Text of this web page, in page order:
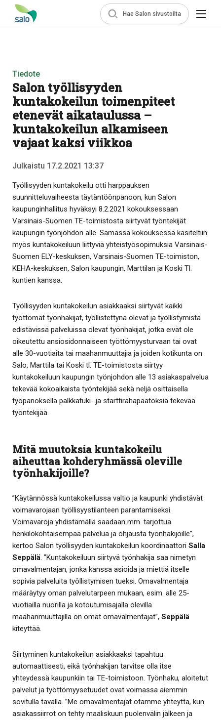
Hae Salon sivustoilta
Tiedote
Salon työllisyyden
kuntakokeilun toimenpiteet
etenevät aikataulussa –
kuntakokeilun alkamiseen
vajaat kaksi viikkoa
Julkaistu 17.2.2021 13:37
Työllisyyden kuntakokeilu otti harppauksen
suunnitteluvaiheesta täytäntöönpanoon, kun Salon
kaupunginhallitus hyväksyi 8.2.2021 kokouksessaan
Varsinais-Suomen TE-toimistosta siirtyvät työntekijät
kaupungin työnjohdon alle. Samassa kokouksessa käsiteltiin
myös kuntakokeiluun liittyviä yhteistyösopimuksia Varsinais-
Suomen ELY-keskuksen, Varsinais-Suomen TE-toimiston,
KEHA-keskuksen, Salon kaupungin, Marttilan ja Koski Tl.
kuntien kanssa.
Työllisyyden kuntakokeilun asiakkaaksi siirtyvät kaikki
työttömät työnhakijat, työllistettynä olevat ja työllistymistä
edistävissä palveluissa olevat työnhakijat, jotka eivät ole
oikeutettu ansiosidonnaiseen työttömyysturvaan tai ovat
alle 30-vuotiaita tai maahanmuuttajia ja joiden kotikunta on
Salo, Marttila tai Koski tl. TE-toimistosta siirtyy
kuntakokeiluun kaupungin työnjohdon alle 13 asiakaspalvelua
tekevää kokoaikaista työntekijää sekä neljä osittaisella
työpanoksella palkkatuki- ja starttirahapäätöksiä tekevää
työntekijää.
Mitä muutoksia kuntakokeilu
aiheuttaa kohderyhmässä oleville
työnhakijoille?
”Käytännössä kuntakokeilussa valtio ja kaupunki yhdistävät
voimavarojaan työllisyystilanteen parantamiseksi.
Voimavaroja yhdistämällä saadaan mm. tarjottua
henkilökohtaisempaa palvelua ja ohjausta työnhakijoille”,
kertoo Salon työllisyyden kuntakokeilun koordinaattori Salla
Seppälä. ”Kuntakokeiluun siirtyvä työnhakija saa nimetyn
omavalmentajan, jonka kanssa asioida ja miettiä itselle
sopivia palveluita työllistymisen tueksi. Omavalmentaja
määräytyy oman palvelutarpeen mukaan, esim. alle 25-
vuotiailla nuorilla ja kotoutumisajalla olevilla
maahanmuuttajilla on omat omavalmentajat”, Seppälä
kiteyttää.
Siirtyminen kuntakokeilun asiakkaaksi tapahtuu
automaattisesti, eikä työnhakijan tarvitse olla itse
yhteydessä kaupunkiin tai TE-toimistoon. Työnhaku, aloitetut
palvelut ja työttömyysetuudet ovat voimassa aiemmin
sovitulla tavalla. ”Me omavalmentajat otamme yhteyttä, kun
asiakassiirrot on tehty maaliskuun puolenvälin jälkeen ja